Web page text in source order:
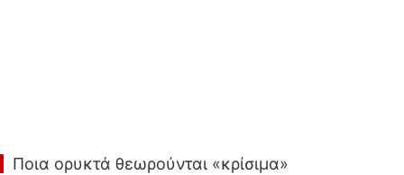
Ποια ορυκτά θεωρούνται «κρίσιμα»